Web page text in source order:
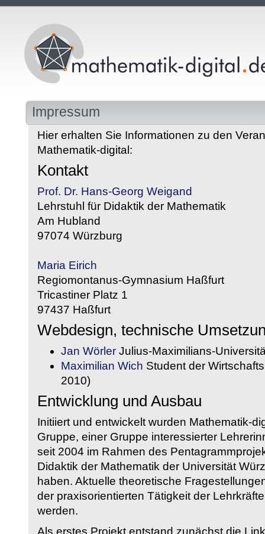
Impressum
Hier erhalten Sie Informationen zu den
Mathematik-digital:
Kontakt
Prof. Dr. Hans-Georg Weigand
Lehrstuhl für Didaktik der Mathematik
Am Hubland
97074 Würzburg
Maria Eirich
Regiomontanus-Gymnasium Haßfurt
Tricastiner Platz 1
97437 Haßfurt
Webdesign, technische
Jan Wörler Julius-Maximilians-
Maximilian Wich Student der
2010)
Entwicklung und Ausbau
Initiiert und entwickelt wurden Mathematik-
Gruppe, einer Gruppe interessierter
seit 2004 im Rahmen des
Didaktik der Mathematik der Universität
haben. Aktuelle theoretische
der praxisorientierten Tätigkeit der
werden.
Als erstes Projekt entstand zunächst die